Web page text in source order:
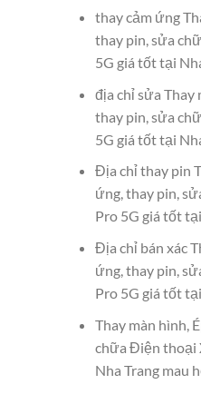
thay cảm ứng
thay pin, sửa
5G giá tốt tại
địa chỉ sửa Thay
thay pin, sửa
5G giá tốt tại
Địa chỉ thay pin
ứng, thay pin,
Pro 5G giá tốt
Địa chỉ bán xác
ứng, thay pin,
Pro 5G giá tốt
Thay màn hình,
chữa Điện thoại
Nha Trang mau